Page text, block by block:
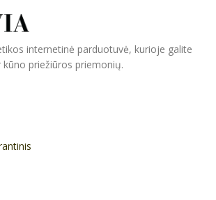
internetinė parduotuvė, kurioje galite
priežiūros priemonių.